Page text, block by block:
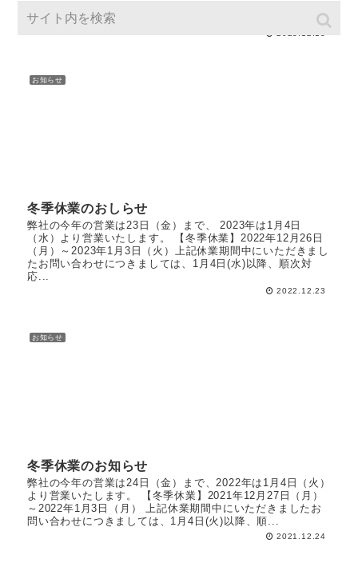
申し上げます。 【冬季休業】2023年12月29日（金）～2...
お知らせ
冬季休業のおしらせ
弊社の今年の営業は23日（金）まで、 2023年は1月4日
（水）より営業いたします。 【冬季休業】2022年12月26日
（月）～2023年1月3日（火）上記休業期間中にいただきまし
たお問い合わせにつきましては、1月4日(水)以降、順次対
応...
2022.12.23
お知らせ
冬季休業のお知らせ
弊社の今年の営業は24日（金）まで、2022年は1月4日（火）
より営業いたします。 【冬季休業】2021年12月27日（月）
～2022年1月3日（月） 上記休業期間中にいただきましたお
問い合わせにつきましては、1月4日(火)以降、順...
2021.12.24